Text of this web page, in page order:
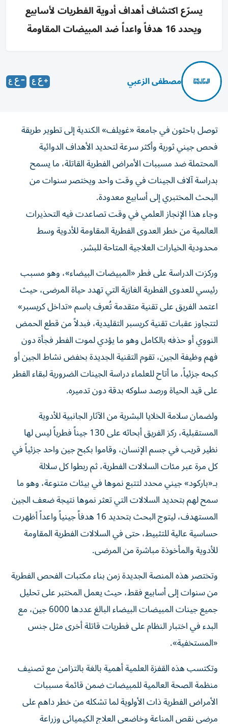
يسرّع اكتشاف أهداف أدوية الفطريات لأسابيع
ويحدد 16 هدفاً واعداً ضد المبيضات المقاومة
مصطفى الزعبي
توصل باحثون في جامعة «غويلف» الكندية إلى تطوير طريقة
فحص جيني ثورية وأكثر سرعة لتحديد الأهداف الدوائية
المحتملة ضد مسببات الأمراض الفطرية القاتلة، ما يسمح
بدراسة آلاف الجينات في وقت واحد ويختصر سنوات من
البحث المختبري إلى أسابيع معدودة.
وجاء هذا الإنجاز العلمي في وقت تصاعدت فيه التحذيرات
العالمية من خطر العدوى الفطرية المقاومة للأدوية وسط
محدودية الخيارات العلاجية المتاحة للبشر.
وركزت الدراسة على فطر «المبيضات البيضاء»، وهو مسبب
رئيسي للعدوى الفطرية الغازية التي تهدد حياة المرضى، حيث
اعتمد الفريق على تقنية متقدمة تُعرف باسم «تداخل كريسبر»
لتتجاوز عقبات تقنية كريسبر التقليدية، فبدلاً من قطع الحمض
النووي أو حذفه بالكامل وهو ما يؤدي لموت الفطر فجأة دون
فهم وظيفة الجين، تقوم التقنية الجديدة بخفض نشاط الجين أو
كبحه جزئياً، ما أتاح للعلماء دراسة الجينات الضرورية لبقاء الفطر
على قيد الحياة ورصد سلوكه بدقة دون تدميره.
ولضمان سلامة الخلايا البشرية من الآثار الجانبية للأدوية
المستقبلية، ركز الفريق أبحاثه على 130 جيناً فطرياً ليس لها
نظير قريب في جسم الإنسان، وقاموا بكبح جين واحد جزئياً في
كل مرة عبر مئات السلالات الفطرية، ثم ربطوا كل سلالة
بـ«باركود» جيني محدد لتتبع نموها في بيئات متنوعة، وهو ما
سمح لهم بتحديد السلالات التي تعثر نموها نتيجة ضعف الجين
المستهدف، ليتوج البحث بتحديد 16 هدفاً جينياً واعداً أظهرت
حساسية عالية للتثبيط، حتى في السلالات الفطرية المقاومة
للأدوية والمأخوذة مباشرة من المرضى.
وتختصر هذه المنصة الجديدة زمن بناء مكتبات الفحص الفطرية
من سنوات إلى أسابيع فقط، حيث يعمل المختبر على تحليل
جميع جينات المبيضات البيضاء البالغ عددها 6000 جين، مع
البدء في اختبار النظام على فطريات قاتلة أخرى مثل جنس
«المستخفية».
وتكتسب هذه القفزة العلمية أهمية بالغة بالتزامن مع تصنيف
منظمة الصحة العالمية للمبيضات ضمن قائمة مسببات
الأمراض الفطرية ذات الأولوية لما تشكله من خطر داهم على
مرضى نقص المناعة وخاضعي العلاج الكيميائي وزراعة